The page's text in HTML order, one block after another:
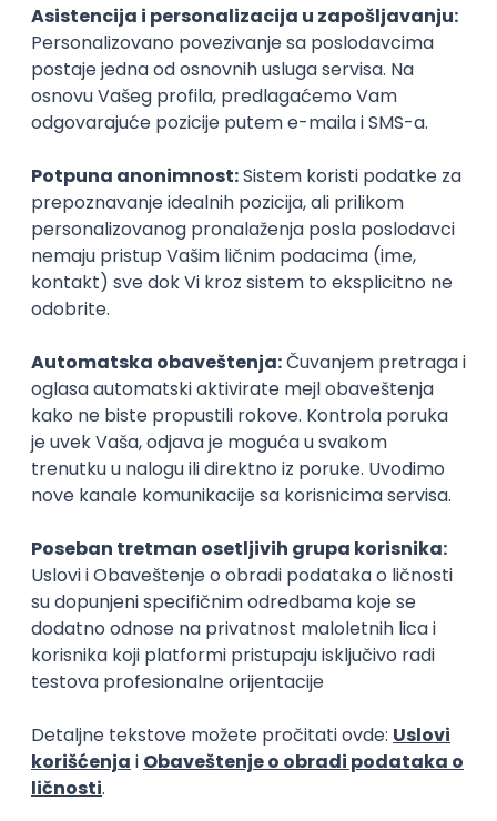
alata. Radionice su idealne za umetnike,
studente, profesionalce i sve zainteresovane za
inovacije.
Kada i gde?
Datum: 15. i 16. mart 2025.
Lokacija:Fakultet savremenih umetnosti,
Svetozara Miletića 12, Beograd
Ulaz za publiku:Slobodan!
Šta AI FilmFest Serbia donosi?
Vidljivost i priznanje za njihov rad.
Umrežavanje sa stručnjacima i inovatorima.
Inspiracija za dalji razvoj u oblasti filma i AI
tehnologija.
Edukacija i uvid u budućnost kinematografije.
Mogućnost interakcije sa autorima i
stručnjacima.
Uživanje u inovativnim filmovima i kreativnim
radionicama.
Organizator
Fakultet savremenih umetnosti